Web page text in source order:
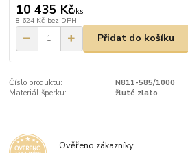
10 435 Kč/ks
8 624 Kč bez DPH
Přidat do košíku
Číslo produktu:
N811-585/1000
Materiál šperku:
žluté zlato
Ověřeno zákazníky